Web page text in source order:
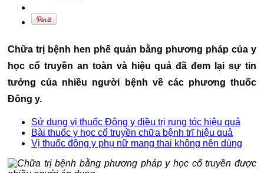
Chữa trị bệnh hen phế quản bằng phương pháp của y
học cổ truyền an toàn và hiệu quả đã đem lại sự tin
tưởng của nhiều người bệnh về các phương thuốc
Đông y.
Sử dụng vị thuốc Đông y điều trị rụng tóc hiệu quả
Bài thuốc y học cổ truyền chữa bệnh trĩ hiệu quả
Vị thuốc đông y phụ nữ mang thai không nên dùng